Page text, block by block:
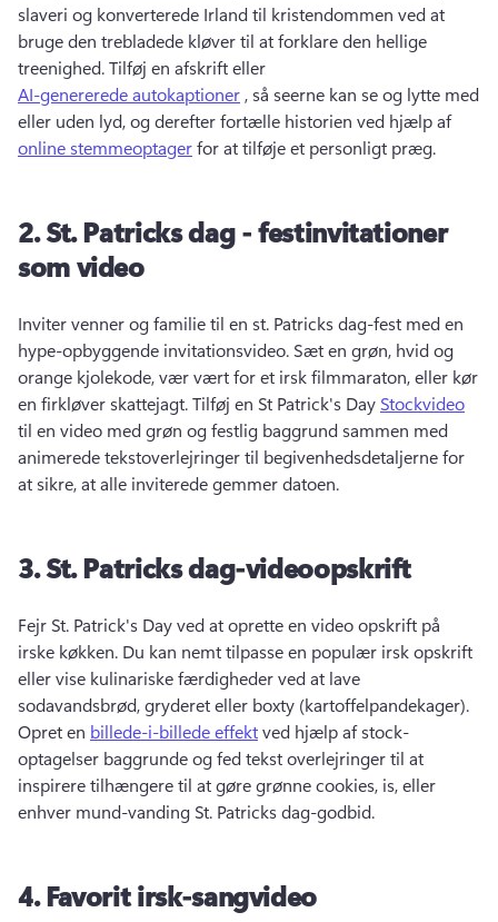
slaveri og konverterede Irland til kristendommen ved at
bruge den trebladede kløver til at forklare den hellige
treenighed. Tilføj en afskrift eller
AI-genererede autokaptioner , så seerne kan se og lytte med
eller uden lyd, og derefter fortælle historien ved hjælp af
online stemmeoptager for at tilføje et personligt præg.
2.St.Patricks dag - festinvitationer
som video
Inviter venner og familie til en st. Patricks dag-fest med en
hype-opbyggende invitationsvideo. Sæt en grøn, hvid og
orange kjolekode, vær vært for et irsk filmmaraton, eller kør
en firkløver skattejagt. Tilføj en St Patrick's Day Stockvideo
til en video med grøn og festlig baggrund sammen med
animerede tekstoverlejringer til begivenhedsdetaljerne for
at sikre, at alle inviterede gemmer datoen.
3.St.Patricks dag-videoopskrift
Fejr St. Patrick's Day ved at oprette en video opskrift på
irske køkken. Du kan nemt tilpasse en populær irsk opskrift
eller vise kulinariske færdigheder ved at lave
Opret en billede-i-billede effekt ved hjælp af stock-
optagelser baggrunde og fed tekst overlejringer til at
inspirere tilhængere til at gøre grønne cookies, is, eller
enhver mund-vanding St. Patricks dag-godbid.
4.Favorit irsk-sangvideo